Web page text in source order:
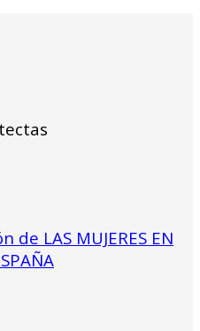
LAS MUJERES EN